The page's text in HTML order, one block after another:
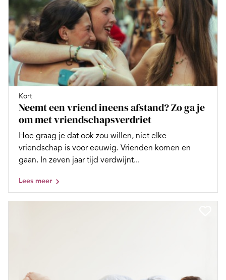
Kort
Neemt een vriend ineens afstand? Zo ga je
om met vriendschapsverdriet
Hoe graag je dat ook zou willen, niet elke
vriendschap is voor eeuwig. Vrienden komen en
gaan. In zeven jaar tijd verdwijnt...
Lees meer